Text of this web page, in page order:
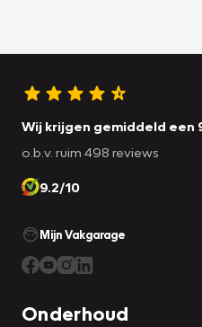
Wij krijgen gemiddeld een
o.b.v. ruim 498 reviews
9.2/10
Mijn Vakgarage
Onderhoud